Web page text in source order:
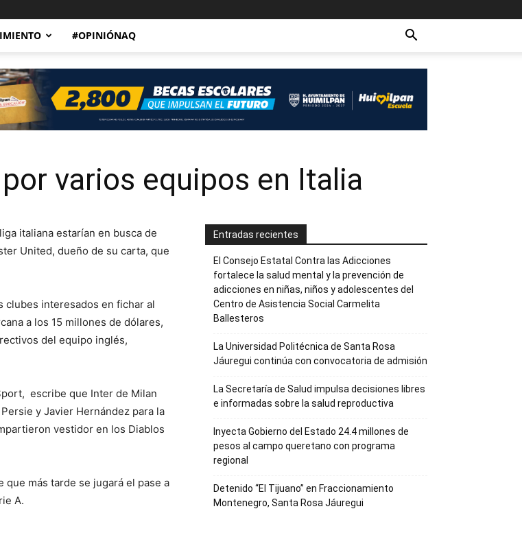
#OPINIÓNAQ
varios equipos en Italia
italiana estarían en busca de
United, dueño de su carta, que
clubes interesados en fichar al
a los 15 millones de dólares,
del equipo inglés,
escribe que Inter de Milan
y Javier Hernández para la
vestidor en los Diablos
más tarde se jugará el pase a
A.
Entradas recientes
El Consejo Estatal Contra las Adicciones
fortalece la salud mental y la prevención de
adicciones en niñas, niños y adolescentes del
Centro de Asistencia Social Carmelita
Ballesteros
La Universidad Politécnica de Santa Rosa
Jáuregui continúa con convocatoria de admisión
La Secretaría de Salud impulsa decisiones libres
e informadas sobre la salud reproductiva
Inyecta Gobierno del Estado 24.4 millones de
pesos al campo queretano con programa
regional
Detenido “El Tijuano” en Fraccionamiento
Montenegro, Santa Rosa Jáuregui